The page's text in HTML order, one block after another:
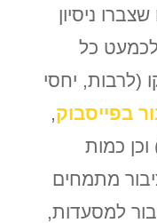
ניסיון
לכמעט כל
(לרבות, יחסי
בפייסבוק,
כמות
מתמחים
למסעדות,